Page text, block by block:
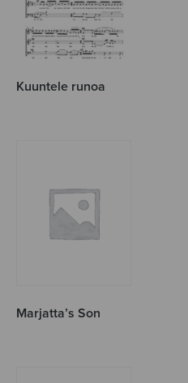
Kuuntele runoa
Marjatta’s Son